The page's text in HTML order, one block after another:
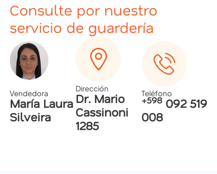
Consulte por nuestro
servicio de guardería
Vendedora
María Laura
Silveira
Dirección
Dr. Mario
Cassinoni
1285
Teléfono
+598 092 519
008